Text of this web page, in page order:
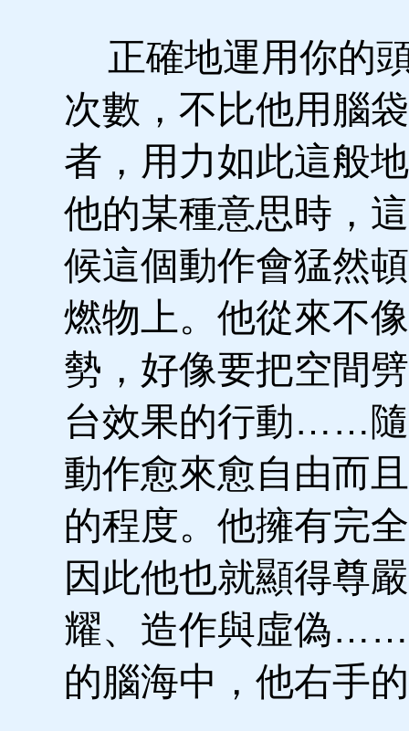
正確地運用你的
次數，不比他用腦
者，用力如此這般
他的某種意思時，
候這個動作會猛然
燃物上。他從來不
勢，好像要把空間
台效果的行動……隨
動作愈來愈自由而
的程度。他擁有完
因此他也就顯得尊
耀、造作與虛偽……
的腦海中，他右手